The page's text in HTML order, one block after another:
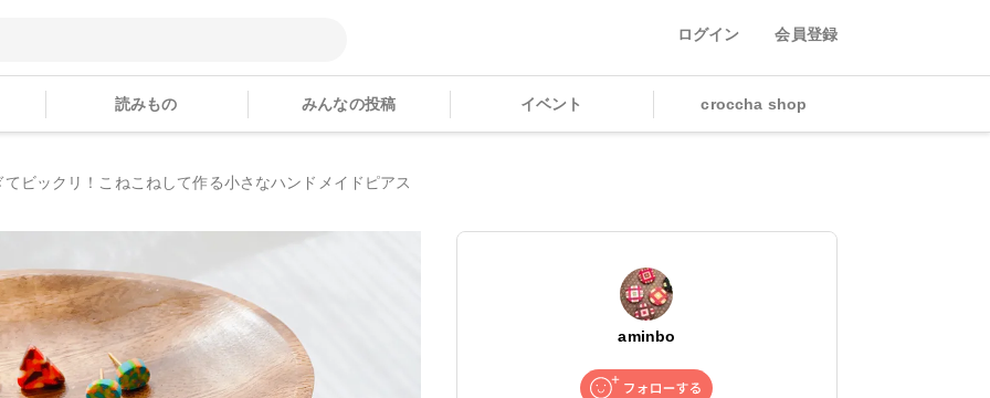
ログイン 会員登録
読みもの みんなの投稿 イベント croccha shop
てビックリ！こねこねして作る小さなハンドメイドピアス
aminbo